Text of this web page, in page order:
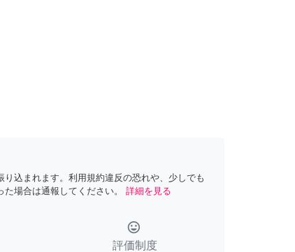
込まれます。利用規約違反の恐れや、少しでも
場合は通報してください。
詳細を見る
tag_faces
評価制度